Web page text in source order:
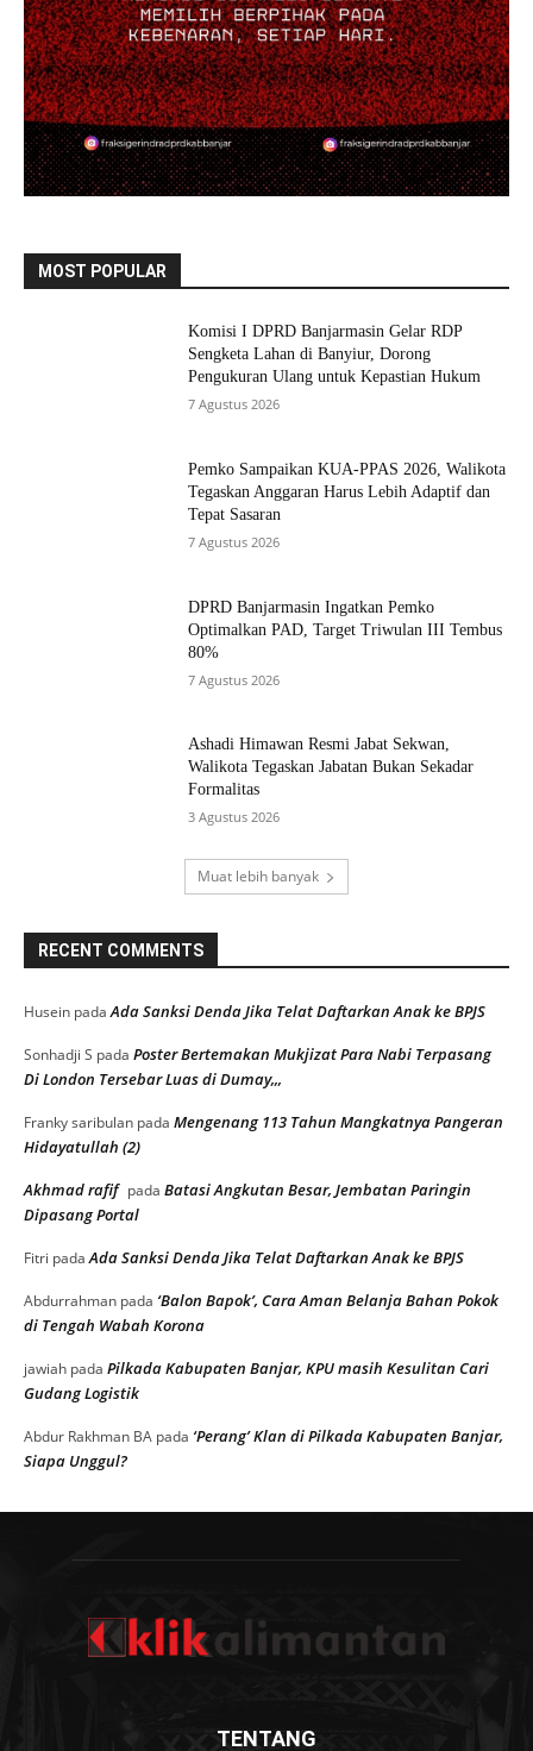
MOST POPULAR
Komisi I DPRD Banjarmasin Gelar RDP
Sengketa Lahan di Banyiur, Dorong
Pengukuran Ulang untuk Kepastian Hukum
7 Agustus 2026
Pemko Sampaikan KUA-PPAS 2026, Walikota
Tegaskan Anggaran Harus Lebih Adaptif dan
Tepat Sasaran
7 Agustus 2026
DPRD Banjarmasin Ingatkan Pemko
Optimalkan PAD, Target Triwulan III Tembus
80%
7 Agustus 2026
Ashadi Himawan Resmi Jabat Sekwan,
Walikota Tegaskan Jabatan Bukan Sekadar
Formalitas
3 Agustus 2026
Muat lebih banyak
RECENT COMMENTS
Husein padaAda Sanksi Denda Jika Telat Daftarkan Anak ke BPJS
Sonhadji S pada Poster Bertemakan Mukjizat Para Nabi Terpasang
Di London Tersebar Luas di Dumay,,,
Franky saribulan pada Mengenang 113 Tahun Mangkatnya Pangeran
Hidayatullah (2)
Akhmad rafif pada Batasi Angkutan Besar, Jembatan Paringin
Dipasang Portal
Fitri padaAda Sanksi Denda Jika Telat Daftarkan Anak ke BPJS
Abdurrahman pada ‘Balon Bapok’, Cara Aman Belanja Bahan Pokok
di Tengah Wabah Korona
jawiah pada Pilkada Kabupaten Banjar, KPU masih Kesulitan Cari
Gudang Logistik
Abdur Rakhman BA pada ‘Perang’ Klan di Pilkada Kabupaten Banjar,
Siapa Unggul?
TENTANG